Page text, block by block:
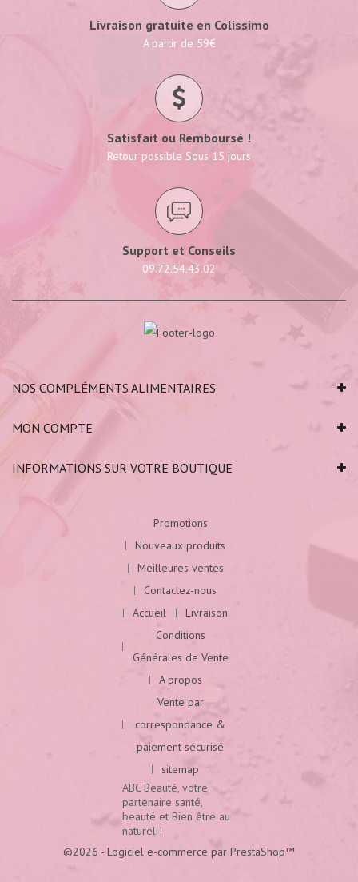
Livraison gratuite en Colissimo
A partir de 59€
Satisfait ou Remboursé !
Retour possible Sous 15 jours
Support et Conseils
09.72.54.43.02
NOS COMPLÉMENTS ALIMENTAIRES
MON COMPTE
INFORMATIONS SUR VOTRE BOUTIQUE
Promotions
Nouveaux produits
Meilleures ventes
Contactez-nous
Accueil
Livraison
Conditions
Générales de Vente
A propos
Vente par
correspondance &
paiement sécurisé
sitemap
ABC Beauté, votre
partenaire santé,
beauté et Bien être au
naturel !
©2026 - Logiciel e-commerce par PrestaShop™